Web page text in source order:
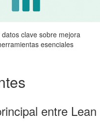
clave sobre mejora
esenciales
entre Lean